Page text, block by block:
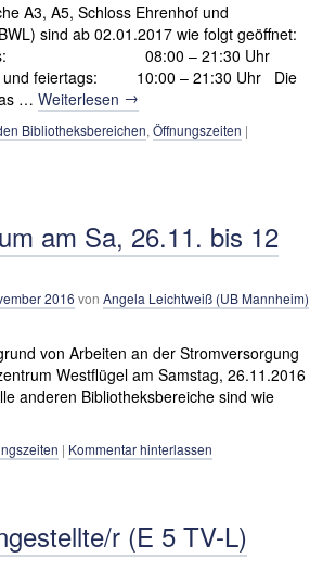
A3, A5, Schloss Ehrenhof und
sind ab 02.01.2017 wie folgt geöffnet:
08:00 – 21:30 Uhr
und feiertags: 10:00 – 21:30 Uhr Die
… Weiterlesen →
Bibliotheksbereichen, Öffnungszeiten |
am Sa, 26.11. bis 12
2016 von Angela Leichtweiß (UB Mannheim)
von Arbeiten an der Stromversorgung
Westflügel am Samstag, 26.11.2016
anderen Bibliotheksbereiche sind wie
| Kommentar hinterlassen
r (E 5 TV-L)